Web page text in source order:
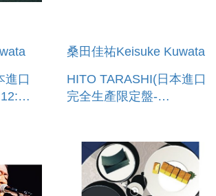
進口
桑田佳祐Keisuke Kuwata
HITO TARASHI(日本進口
完全生產限定盤-